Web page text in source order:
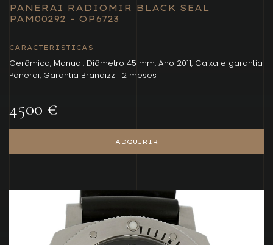
PANERAI RADIOMIR BLACK SEAL
PAM00292 - OP6723
CARACTERÍSTICAS
Cerâmica, Manual, Diâmetro 45 mm, Ano 2011, Caixa e garantia
Panerai, Garantia Brandizzi 12 meses
4500 €
ADQUIRIR